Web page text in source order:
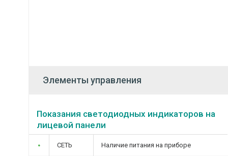
Элементы управления
Показания светодиодных индикаторов на
лицевой панели
СЕТЬ Наличие питания на приборе